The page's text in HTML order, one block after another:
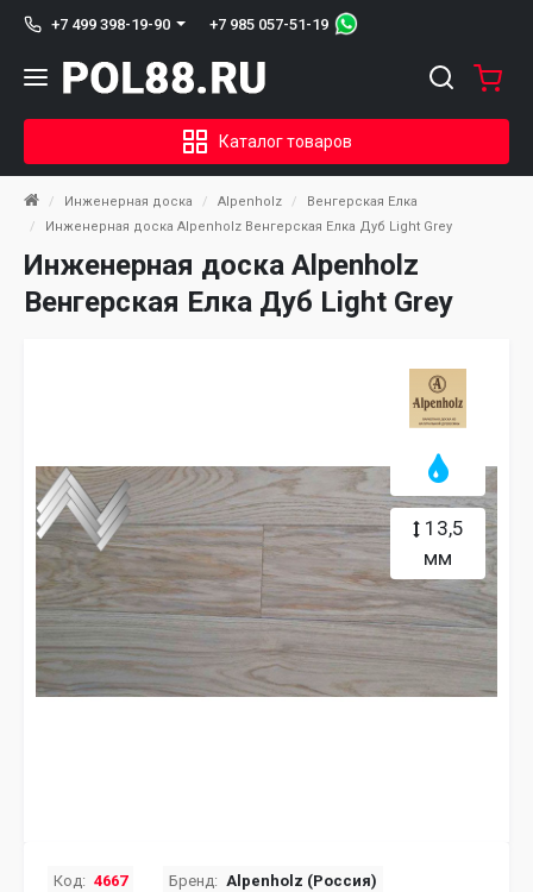
+7 499 398-19-90 +7 985 057-51-19
Каталог товаров
Инженерная доска Alpenholz
Венгерская Елка
Инженерная доска Alpenholz Венгерская Елка Дуб Light Grey
Инженерная доска Alpenholz
Венгерская Елка Дуб Light Grey
13,5
мм
Код: 4667 Бренд: Alpenholz (Россия)